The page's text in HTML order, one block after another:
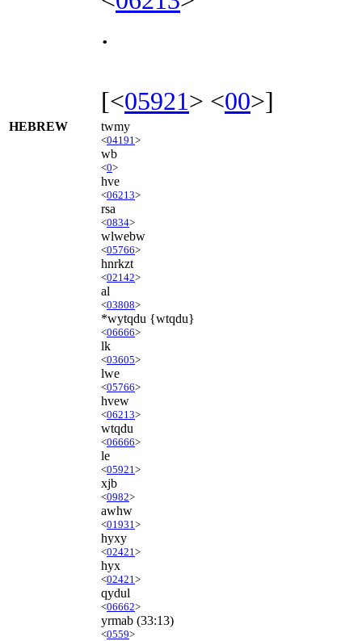
.
[<05921> <00>]
HEBREW twmy
<04191 >
wb
<0>
hve
<06213>
rsa
<0834>
wlwebw
<05766>
hnrkzt
<02142>
al
<03808>
*wytqdu {wtqdu}
<06666>
lk
<03605>
lwe
<05766>
hvew
<06213>
wtqdu
<06666>
le
<05921 >
xjb
<0982>
awhw
<01931 >
hyxy
<02421 >
hyx
<02421 >
qydul
<06662>
yrmab (33:13)
<0559>